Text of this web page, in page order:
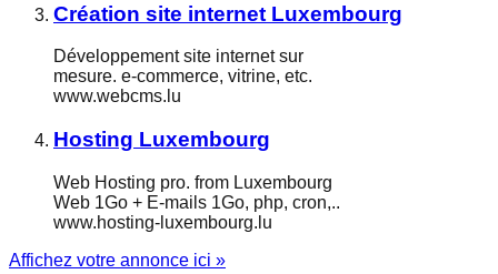
Création site internet Luxembourg
Développement site internet sur
mesure. e-commerce, vitrine, etc.
www.webcms.lu
Hosting Luxembourg
Web Hosting pro. from Luxembourg
Web 1Go + E-mails 1Go, php, cron,..
www.hosting-luxembourg.lu
Affichez votre annonce ici »